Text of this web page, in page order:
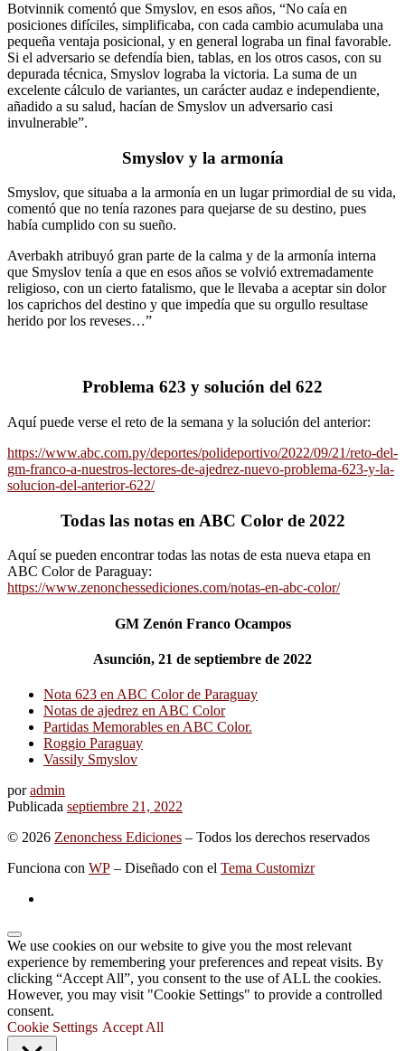
Botvinnik comentó que Smyslov, en esos años, “No caía en
posiciones difíciles, simplificaba, con cada cambio acumulaba una
pequeña ventaja posicional, y en general lograba un final favorable.
Si el adversario se defendía bien, tablas, en los otros casos, con su
depurada técnica, Smyslov lograba la victoria. La suma de un
excelente cálculo de variantes, un carácter audaz e independiente,
añadido a su salud, hacían de Smyslov un adversario casi
invulnerable”.
Smyslov y la armonía
Smyslov, que situaba a la armonía en un lugar primordial de su vida,
comentó que no tenía razones para quejarse de su destino, pues
había cumplido con su sueño.
Averbakh atribuyó gran parte de la calma y de la armonía interna
que Smyslov tenía a que en esos años se volvió extremadamente
religioso, con un cierto fatalismo, que le llevaba a aceptar sin dolor
los caprichos del destino y que impedía que su orgullo resultase
herido por los reveses…”
Problema 623 y solución del 622
Aquí puede verse el reto de la semana y la solución del anterior:
https://www.abc.com.py/deportes/polideportivo/2022/09/21/reto-del-
gm-franco-a-nuestros-lectores-de-ajedrez-nuevo-problema-623-y-la-
solucion-del-anterior-622/
Todas las notas en ABC Color de 2022
Aquí se pueden encontrar todas las notas de esta nueva etapa en
ABC Color de Paraguay:
https://www.zenonchessediciones.com/notas-en-abc-color/
GM Zenón Franco Ocampos
Asunción, 21 de septiembre de 2022
Nota 623 en ABC Color de Paraguay
Notas de ajedrez en ABC Color
Partidas Memorables en ABC Color.
Roggio Paraguay
Vassily Smyslov
poradmin
Publicada septiembre 21, 2022
© 2026 Zenonchess Ediciones – Todos los derechos reservados
Funciona con WP – Diseñado con el Tema Customizr
We use cookies on our website to give you the most relevant
experience by remembering your preferences and repeat visits. By
clicking “Accept All”, you consent to the use of ALL the cookies.
However, you may visit "Cookie Settings" to provide a controlled
consent.
Cookie Settings Accept All